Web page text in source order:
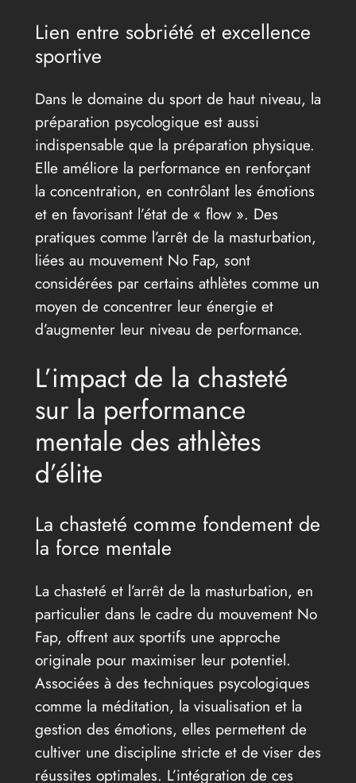
Lien entre sobriété et excellence
sportive
Dans le domaine du sport de haut niveau, la
préparation psycologique est aussi
indispensable que la préparation physique.
Elle améliore la performance en renforçant
la concentration, en contrôlant les émotions
et en favorisant l’état de « flow ». Des
pratiques comme l’arrêt de la masturbation,
liées au mouvement No Fap, sont
considérées par certains athlètes comme un
moyen de concentrer leur énergie et
d’augmenter leur niveau de performance.
L’impact de la chasteté
sur la performance
mentale des athlètes
d’élite
La chasteté comme fondement de
la force mentale
La chasteté et l’arrêt de la masturbation, en
particulier dans le cadre du mouvement No
Fap, offrent aux sportifs une approche
originale pour maximiser leur potentiel.
Associées à des techniques psycologiques
comme la méditation, la visualisation et la
gestion des émotions, elles permettent de
cultiver une discipline stricte et de viser des
réussites optimales. L’intégration de ces